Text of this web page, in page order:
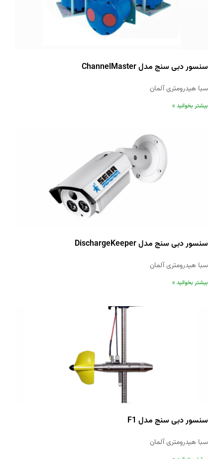
سنسور دبی سنج مدل ChannelMaster
سبا هیدرومتری آلمان
بیشتر بخوانید »
سنسور دبی سنج مدل DischargeKeeper
سبا هیدرومتری آلمان
بیشتر بخوانید »
سنسور دبی سنج مدل F1
سبا هیدرومتری آلمان